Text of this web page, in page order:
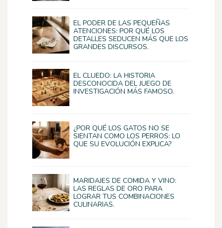
EL PODER DE LAS PEQUEÑAS
ATENCIONES: POR QUÉ LOS
DETALLES SEDUCEN MÁS QUE LOS
GRANDES DISCURSOS.
EL CLUEDO: LA HISTORIA
DESCONOCIDA DEL JUEGO DE
INVESTIGACIÓN MÁS FAMOSO.
¿POR QUÉ LOS GATOS NO SE
SIENTAN COMO LOS PERROS: LO
QUE SU EVOLUCIÓN EXPLICA?
MARIDAJES DE COMIDA Y VINO:
LAS REGLAS DE ORO PARA
LOGRAR TUS COMBINACIONES
CULINARIAS.